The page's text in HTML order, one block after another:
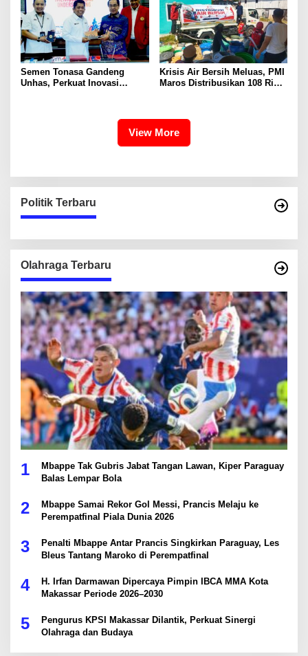
Semen Tonasa Gandeng
Unhas, Perkuat Inovasi
Krisis Air Bersih Meluas, PMI
Maros Distribusikan 108 Ribu
View More
Politik Terbaru
Olahraga Terbaru
1
Mbappe Tak Gubris Jabat Tangan Lawan, Kiper Paraguay
Balas Lempar Bola
2
Mbappe Samai Rekor Gol Messi, Prancis Melaju ke
Perempatfinal Piala Dunia 2026
3
Penalti Mbappe Antar Prancis Singkirkan Paraguay, Les
Bleus Tantang Maroko di Perempatfinal
4
H. Irfan Darmawan Dipercaya Pimpin IBCA MMA Kota
Makassar Periode 2026–2030
5
Pengurus KPSI Makassar Dilantik, Perkuat Sinergi
Olahraga dan Budaya